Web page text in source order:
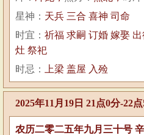
星神： 天兵 三合 喜神 司命
时宜： 祈福 求嗣 订婚 嫁娶
灶 祭祀
时忌：
上梁 盖屋 入殓
2025年11月19日 21点0分-22
农历二零二五年九月三十号